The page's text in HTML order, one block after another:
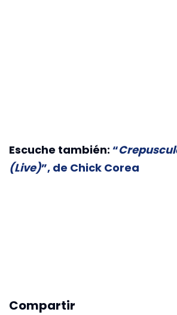
Escuche también: “
(Live)”, de Chick Corea
Compartir